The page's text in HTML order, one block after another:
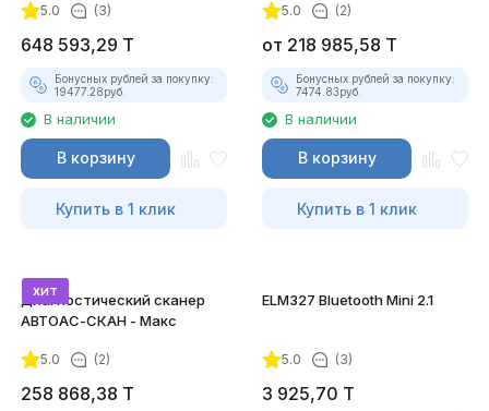
5.0 (3)
648 593,29 T
Бонусных рублей за покупку:
19477.28руб.
В наличии
В корзину
Купить в 1 клик
5.0 (2)
от 218 985,58 T
Бонусных рублей за покупку:
7474.83руб.
В наличии
В корзину
Купить в 1 клик
хит
Диагностический сканер
АВТОАС-СКАН - Макс
5.0 (2)
258 868,38 T
ELM327 Bluetooth Mini 2.1
5.0 (3)
3 925,70 T